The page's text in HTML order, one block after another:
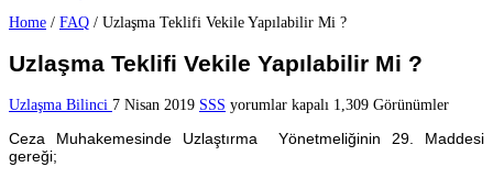
Home / FAQ / Uzlaşma Teklifi Vekile Yapılabilir Mi ?
Uzlaşma Teklifi Vekile Yapılabilir Mi ?
Uzlaşma Bilinci 7 Nisan 2019 SSS Uzlaşma
Vekile
yorumlar kapalı 1,309 Görünümler
Ceza Muhakemesinde Uzlaştırma Yönetmeliğinin 29. Maddesi
gereği;